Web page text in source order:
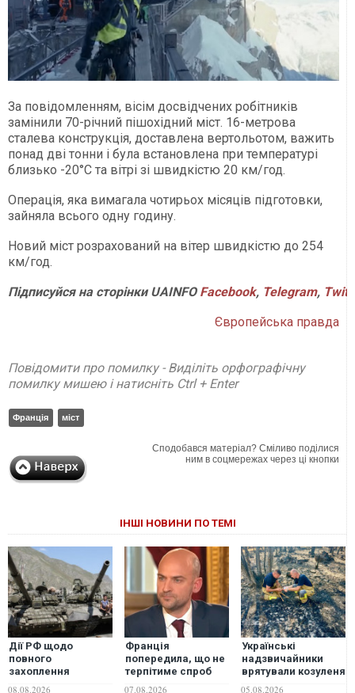
За повідомленням, вісім досвідчених робітників
замінили 70-річний пішохідний міст. 16-метрова
сталева конструкція, доставлена вертольотом, важить
понад дві тонни і була встановлена при температурі
близько -20°C та вітрі зі швидкістю 20 км/год.
Операція, яка вимагала чотирьох місяців підготовки,
зайняла всього одну годину.
Новий міст розрахований на вітер швидкістю до 254
км/год.
Підписуйся на сторінки UAINFO Facebook, Telegram,
Європейська правда
Повідомити про помилку - Виділіть орфографічну
помилку мишею і натисніть Ctrl + Enter
Франція міст
Сподобався матеріал? Сміливо поділися
ним в соцмережах через ці кнопки
ІНШІ НОВИНИ ПО ТЕМІ
Дії РФ щодо
повного
захоплення
грузинських
08.08.2026
Франція
попередила, що не
терпітиме спроб
іноземного
07.08.2026
Українські
надзвичайники
врятували козуленя
під час ліквідації
05.08.2026